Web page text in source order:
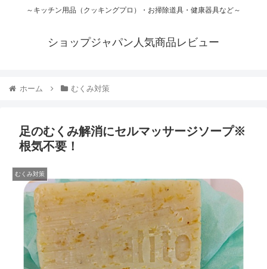
～キッチン用品（クッキングプロ）・お掃除道具・健康器具など～
ショップジャパン人気商品レビュー
ホーム むくみ対策
足のむくみ解消にセルマッサージソープ※
根気不要！
むくみ対策